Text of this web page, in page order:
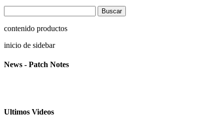
contenido productos
inicio de sidebar
News - Patch Notes
Ultimos Videos